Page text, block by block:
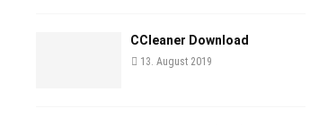
CCleaner Download
13. August 2019